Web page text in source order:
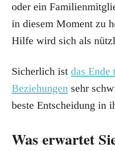
oder ein
in diesem Moment zu
Hilfe wird sich als
Sicherlich ist das Ende
Beziehungen sehr
beste Entscheidung in
Was erwartet